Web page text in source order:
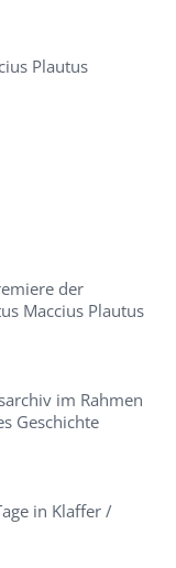
Plautus
der
Maccius Plautus
im Rahmen
Geschichte
in Klaffer /